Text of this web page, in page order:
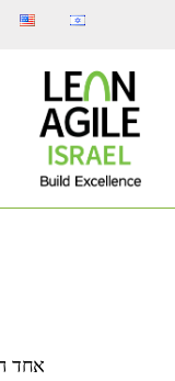
אחד